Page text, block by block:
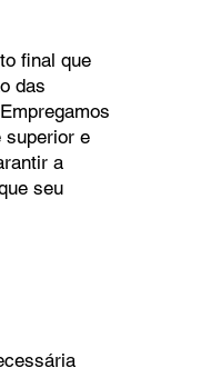
final que
das
superior e
a
seu